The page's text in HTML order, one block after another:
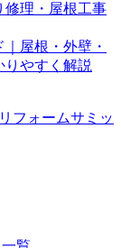
修理・屋根工事
屋根・外壁・
りやすく解説